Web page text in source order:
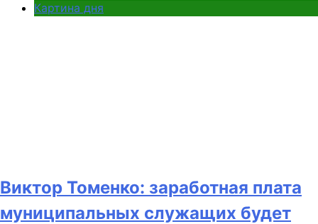
Картина дня
Виктор Томенко: заработная плата
муниципальных служащих будет